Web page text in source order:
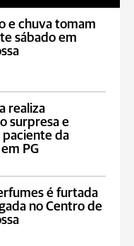
e chuva tomam
sábado em
realiza
surpresa e
paciente da
PG
é furtada
no Centro de